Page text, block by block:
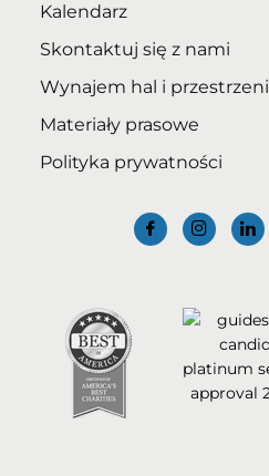
Kalendarz
Skontaktuj się z nami
Wynajem hal i przestrzeni
Materiały prasowe
Polityka prywatności